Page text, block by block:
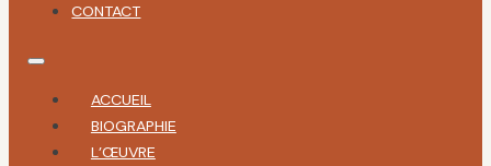
CONTACT
ACCUEIL
BIOGRAPHIE
L’ŒUVRE